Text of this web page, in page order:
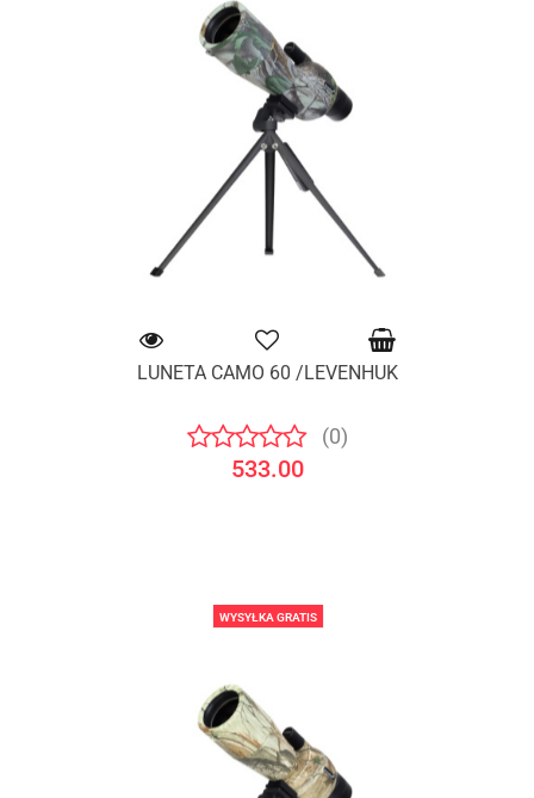
LUNETA CAMO 60 /LEVENHUK
(0)
533.00
WYSYŁKA GRATIS